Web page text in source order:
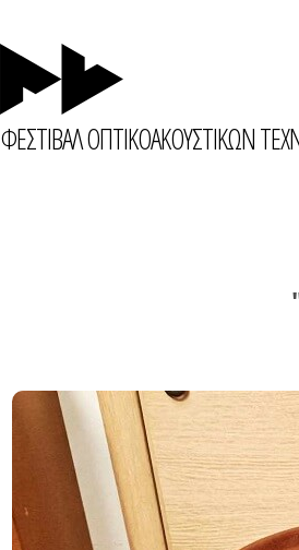
ΦΕΣΤΙΒΑΛ ΟΠΤΙΚΟΑΚΟΥΣΤΙΚΩΝ